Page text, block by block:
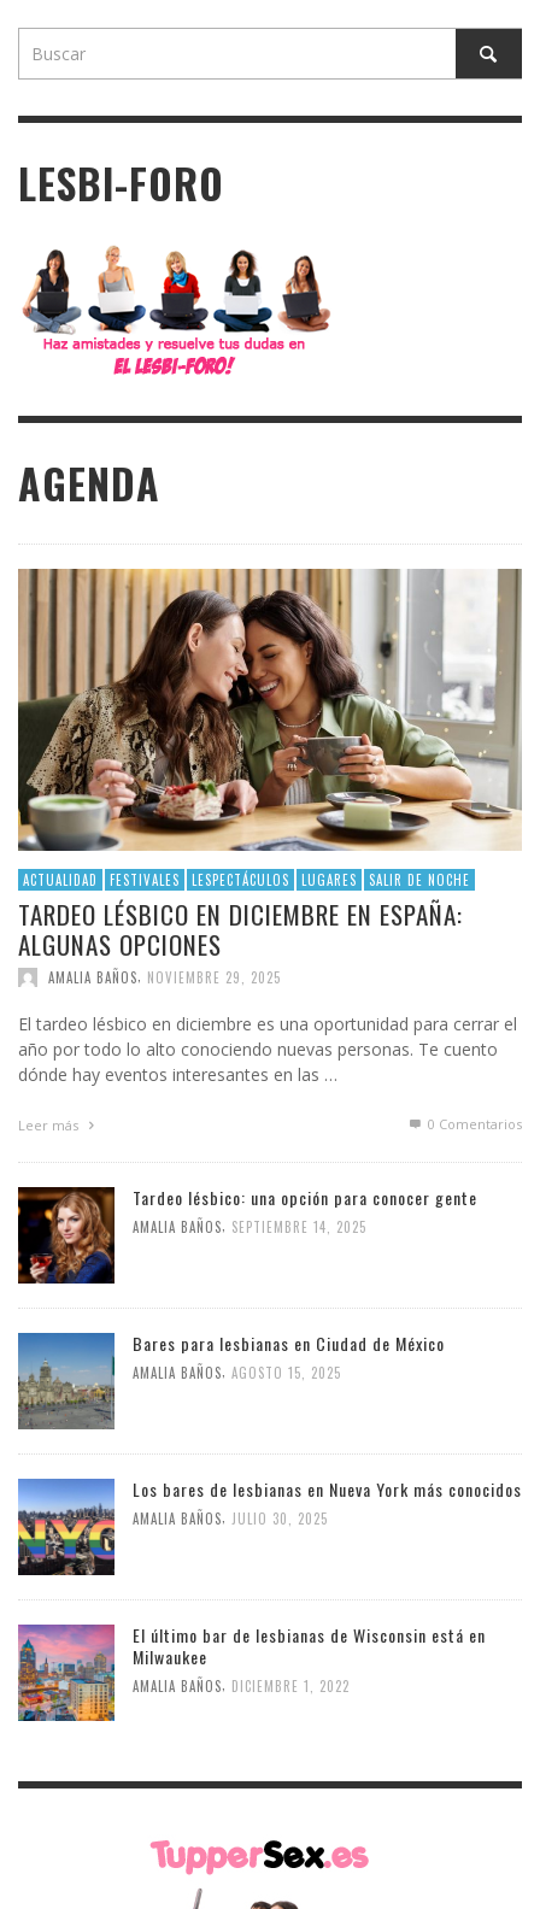
LESBI-FORO
AGENDA
ACTUALIDAD FESTIVALES LESPECTÁCULOS LUGARES SALIR DE NOCHE
TARDEO LÉSBICO EN DICIEMBRE EN ESPAÑA:
ALGUNAS OPCIONES
AMALIA BAÑOS, NOVIEMBRE 29, 2025
El tardeo lésbico en diciembre es una oportunidad para cerrar el
año por todo lo alto conociendo nuevas personas. Te cuento
dónde hay eventos interesantes en las …
Leer más 0 Comentarios
Tardeo lésbico: una opción para conocer gente
AMALIA BAÑOS, SEPTIEMBRE 14, 2025
Bares para lesbianas en Ciudad de México
AMALIA BAÑOS, AGOSTO 15, 2025
Los bares de lesbianas en Nueva York más conocidos
AMALIA BAÑOS, JULIO 30, 2025
El último bar de lesbianas de Wisconsin está en
Milwaukee
AMALIA BAÑOS, DICIEMBRE 1, 2022